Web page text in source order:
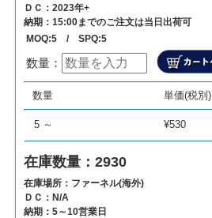
ＤＣ：2023年+
納期：15:00までのご注文は当日出荷可
MOQ:5 / SPQ:5
数量：
数量 単価
0
数量 単価(税別)
5 ～ ¥530
在庫数量：2930
在庫場所：ファーネル(海外)
ＤＣ：N/A
納期：5～10営業日